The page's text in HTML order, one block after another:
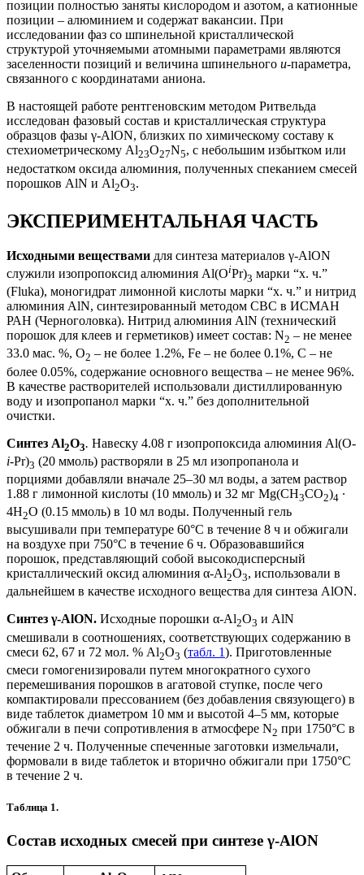
позиции полностью заняты кислородом и азотом, а катионные
позиции – алюминием и содержат вакансии. При
исследовании фаз со шпинельной кристаллической
структурой уточняемыми атомными параметрами являются
заселенности позиций и величина шпинельного u-параметра,
связанного с координатами аниона.
В настоящей работе рентгеновским методом Ритвельда
исследован фазовый состав и кристаллическая структура
образцов фазы γ-AlON, близких по химическому составу к
стехиометрическому Al23O27N5, с небольшим избытком или
недостатком оксида алюминия, полученных спеканием смесей
порошков AlN и Al2O3.
ЭКСПЕРИМЕНТАЛЬНАЯ ЧАСТЬ
Исходными веществами для синтеза материалов γ-AlON
служили изопропоксид алюминия Al(OiPr)3 марки “х. ч.”
(Fluka), моногидрат лимонной кислоты марки “х. ч.” и нитрид
алюминия AlN, синтезированный методом СВС в ИСМАН
РАН (Черноголовка). Нитрид алюминия AlN (технический
порошок для клеев и герметиков) имеет состав: N2 – не менее
33.0 мас. %, O2 – не более 1.2%, Fe – не более 0.1%, С – не
более 0.05%, содержание основного вещества – не менее 96%.
В качестве растворителей использовали дистиллированную
воду и изопропанол марки “х. ч.” без дополнительной
очистки.
Синтез Al2O3. Навеску 4.08 г изопропоксида алюминия Al(O-
i-Pr)3 (20 ммоль) растворяли в 25 мл изопропанола и
порциями добавляли вначале 25–30 мл воды, а затем раствор
1.88 г лимонной кислоты (10 ммоль) и 32 мг Mg(CH3CO2)4 ∙
4H2O (0.15 ммоль) в 10 мл воды. Полученный гель
высушивали при температуре 60°С в течение 8 ч и обжигали
на воздухе при 750°С в течение 6 ч. Образовавшийся
порошок, представляющий собой высокодисперсный
кристаллический оксид алюминия α-Al2O3, использовали в
дальнейшем в качестве исходного вещества для синтеза AlON.
Синтез γ-AlON. Исходные порошки α-Al2O3 и AlN
смешивали в соотношениях, соответствующих содержанию в
смеси 62, 67 и 72 мол. % Al2O3 (табл. 1). Приготовленные
смеси гомогенизировали путем многократного сухого
перемешивания порошков в агатовой ступке, после чего
компактировали прессованием (без добавления связующего) в
виде таблеток диаметром 10 мм и высотой 4–5 мм, которые
обжигали в печи сопротивления в атмосфере N2 при 1750°С в
течение 2 ч. Полученные спеченные заготовки измельчали,
формовали в виде таблеток и вторично обжигали при 1750°С
в течение 2 ч.
Таблица 1.
Состав исходных смесей при синтезе γ-AlON